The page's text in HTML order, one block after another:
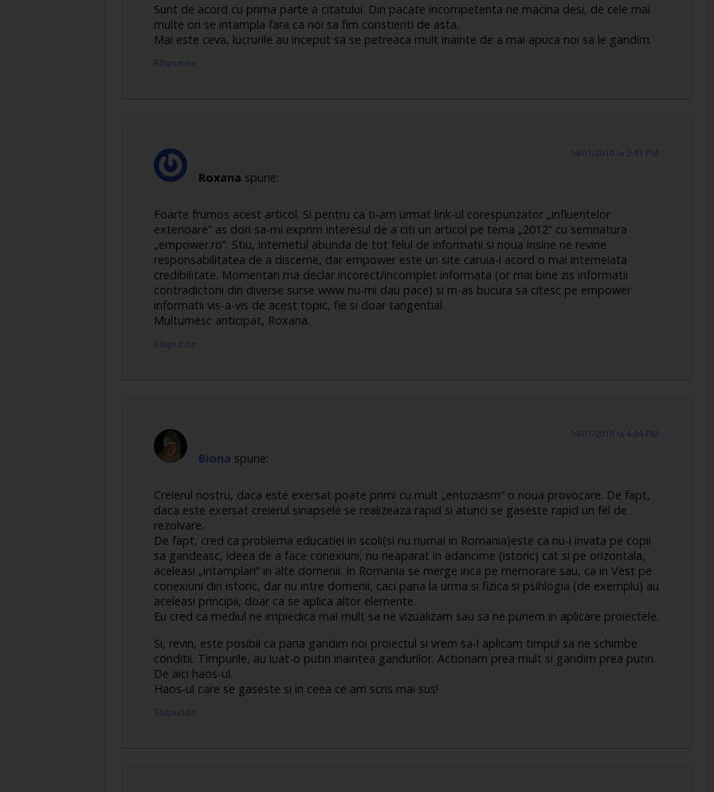
Sunt de acord cu prima parte a citatului. Din pacate incompetenta ne macina desi, de cele mai
multe ori se intampla fara ca noi sa fim constienti de asta.
Mai este ceva, lucrurile au inceput sa se petreaca mult inainte de a mai apuca noi sa le gandim.
Răspunde
Roxana spune:
14/01/2010 la 3:43 PM
Foarte frumos acest articol. Si pentru ca ti-am urmat link-ul corespunzator „influentelor
exterioare” as dori sa-mi exprim interesul de a citi un articol pe tema „2012” cu semnatura
„empower.ro”. Stiu, internetul abunda de tot felul de informatii si noua insine ne revine
responsabilitatea de a discerne, dar empower este un site caruia-i acord o mai intemeiata
credibilitate. Momentan ma declar incorect/incomplet informata (or mai bine zis informatii
contradictorii din diverse surse www nu-mi dau pace) si m-as bucura sa citesc pe empower
informatii vis-a-vis de acest topic, fie si doar tangential.
Multumesc anticipat, Roxana.
Răspunde
Biona spune:
14/01/2010 la 4:04 PM
Creierul nostru, daca este exersat poate primi cu mult „entuziasm” o noua provocare. De fapt,
daca este exersat creierul sinapsele se realizeaza rapid si atunci se gaseste rapid un fel de
rezolvare.
De fapt, cred ca problema educatiei in scoli(si nu numai in Romania)este ca nu-i invata pe copii
sa gandeasc, ideea de a face conexiuni, nu neaparat in adancime (istoric) cat si pe orizontala,
aceleasi „intamplari” in alte domenii. In Romania se merge inca pe memorare sau, ca in Vest pe
conexiuni din istoric, dar nu intre domenii, caci pana la urma si fizica si psihlogia (de exemplu) au
aceleasi principii, doar ca se aplica altor elemente.
Eu cred ca mediul ne impiedica mai mult sa ne vizualizam sau sa ne punem in aplicare proiectele.
Si, revin, este posibil ca pana gandim noi proiectul si vrem sa-l aplicam timpul sa ne schimbe
conditii. Timpurile, au luat-o putin inaintea gandurilor. Actionam prea mult si gandim prea putin.
De aici haos-ul.
Haos-ul care se gaseste si in ceea ce am scris mai sus!
Răspunde